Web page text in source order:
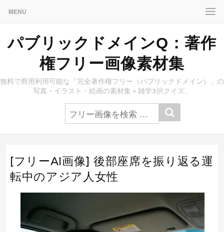
MENU
パブリックドメインQ：著作
権フリー画像素材集
無料で商用利用可能な「完全著作権フリー（パブリックドメイン）」の
写真・イラスト・絵画の素材集＋雑学3択クイズ。
[フリーAI画像] 後部座席を振り返る運
転中のアジア人女性